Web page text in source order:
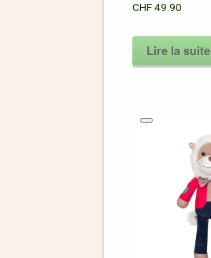
CHF49.90
Lire la suite